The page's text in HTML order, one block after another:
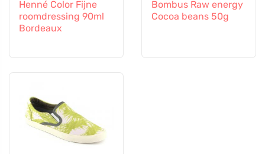
Henné Color Fijne
roomdressing 90ml
Bordeaux
Bombus Raw energy
Cocoa beans 50g